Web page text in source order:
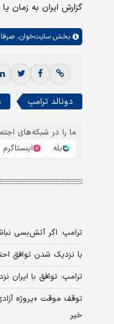
گزارش ایران به زمان
بخش سایت‌خوان،
دونالد ترامپ
ما را در شبکه‌های
بله
اینستاگرم
ترامپ: اگر آتش‌بسی
با نزدیک شدن توافق
ترامپ: توافق با ایران
توقف موقت «پروژه
خیر